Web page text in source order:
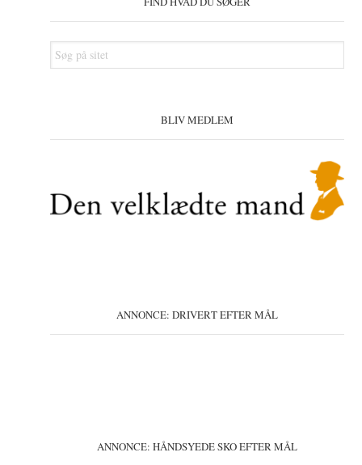
Søg
på
BLIV MEDLEM
ANNONCE: DRIVERT EFTER MÅL
ANNONCE: HÅNDSYEDE SKO EFTER MÅL